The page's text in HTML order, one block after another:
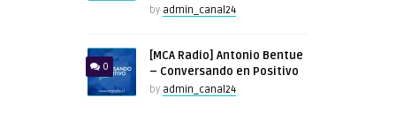
by admin_canal24
0
[MCA Radio] Antonio Bentue
– Conversando en Positivo
by admin_canal24